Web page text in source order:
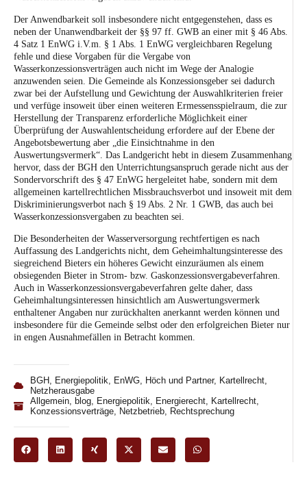
Der Anwendbarkeit soll insbesondere nicht entgegenstehen, dass es
neben der Unanwendbarkeit der §§ 97 ff. GWB an einer mit § 46 Abs.
4 Satz 1 EnWG i.V.m. § 1 Abs. 1 EnWG vergleichbaren Regelung
fehle und diese Vorgaben für die Vergabe von
Wasserkonzessionsverträgen auch nicht im Wege der Analogie
anzuwenden seien. Die Gemeinde als Konzessionsgeber sei dadurch
zwar bei der Aufstellung und Gewichtung der Auswahlkriterien freier
und verfüge insoweit über einen weiteren Ermessensspielraum, die zur
Herstellung der Transparenz erforderliche Möglichkeit einer
Überprüfung der Auswahlentscheidung erfordere auf der Ebene der
Angebotsbewertung aber „die Einsichtnahme in den
Auswertungsvermerk“. Das Landgericht hebt in diesem Zusammenhang
hervor, dass der BGH den Unterrichtungsanspruch gerade nicht aus der
Sondervorschrift des § 47 EnWG hergeleitet habe, sondern mit dem
allgemeinen kartellrechtlichen Missbrauchsverbot und insoweit mit dem
Diskriminierungsverbot nach § 19 Abs. 2 Nr. 1 GWB, das auch bei
Wasserkonzessionsvergaben zu beachten sei.
Die Besonderheiten der Wasserversorgung rechtfertigen es nach
Auffassung des Landgerichts nicht, dem Geheimhaltungsinteresse des
siegreichend Bieters ein höheres Gewicht einzuräumen als einem
obsiegenden Bieter in Strom- bzw. Gaskonzessionsvergabeverfahren.
Auch in Wasserkonzessionsvergabeverfahren gelte daher, dass
Geheimhaltungsinteressen hinsichtlich am Auswertungsvermerk
enthaltener Angaben nur zurückhalten anerkannt werden können und
insbesondere für die Gemeinde selbst oder den erfolgreichen Bieter nur
in engen Ausnahmefällen in Betracht kommen.
BGH Energiepolitik EnWG Höch und Partner, Kartellrecht
Netzherausgabe
Allgemein blog Energiepolitik Energierecht Kartellrecht
Konzessionsverträge Netzbetrieb Rechtsprechung